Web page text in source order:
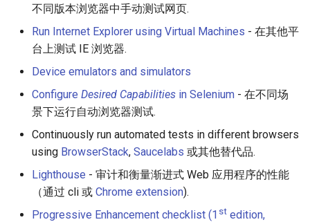
设计原则
Visual Regression Testing
Theravada
inspectIT
开源项目维护者
Calculators
Captcha
不同版本浏览器中手动测试网页.
Run Internet Explorer using Virtual Machines - 在其他平
台上测试 IE 浏览器.
Device emulators and simulators
Configure Desired Capabilities in Selenium - 在不同场
景下运行自动浏览器测试.
Continuously run automated tests in different browsers
using BrowserStack, Saucelabs 或其他替代品.
Lighthouse - 审计和衡量渐进式 Web 应用程序的性能
（通过 cli 或 Chrome extension).
Progressive Enhancement checklist (1 st edition,